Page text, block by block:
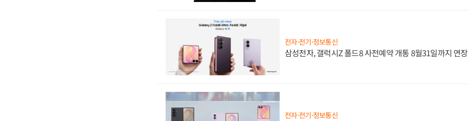
전자·전기·정보통신
삼성전자, 갤럭시Z 폴드8 사전예약 개통 8월31일까지 연장
전자·전기·정보통신